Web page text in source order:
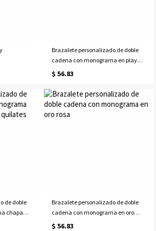
Brazalete personalizado de doble
cadena con monograma en playa
de ley
$ 56.83
de doble
chapado
Brazalete personalizado de doble
cadena con monograma en oro
rosa
$ 56.83